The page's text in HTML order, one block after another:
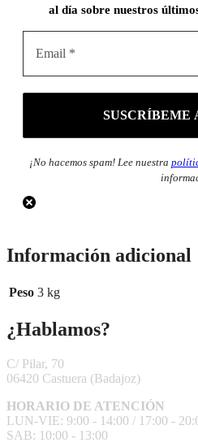
al día sobre nuestros
¡No hacemos spam! Lee nuestra
Información adicional
Peso 3 kg
¿Hablamos?
C/ Pilar, 70
06420 Castuera (Badajoz)
HORARIO DE ATENCIÓN
LUN-VIE: 9:00 - 14:00 / 17:00 -
SAB: 10:00 - 13:00